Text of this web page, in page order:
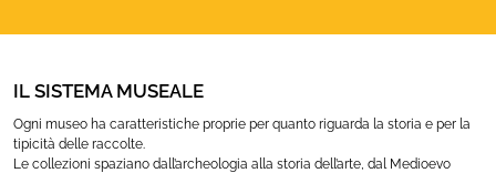
IL SISTEMA MUSEALE
Ogni museo ha caratteristiche proprie per quanto riguarda la storia e per la
tipicità delle raccolte.
Le collezioni spaziano dall’archeologia alla storia dell’arte, dal Medioevo